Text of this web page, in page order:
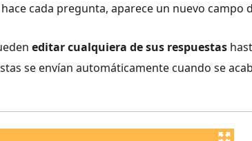
cada pregunta, aparece un nuevo campo
editar cualquiera de sus respuestas
se envían automáticamente cuando se